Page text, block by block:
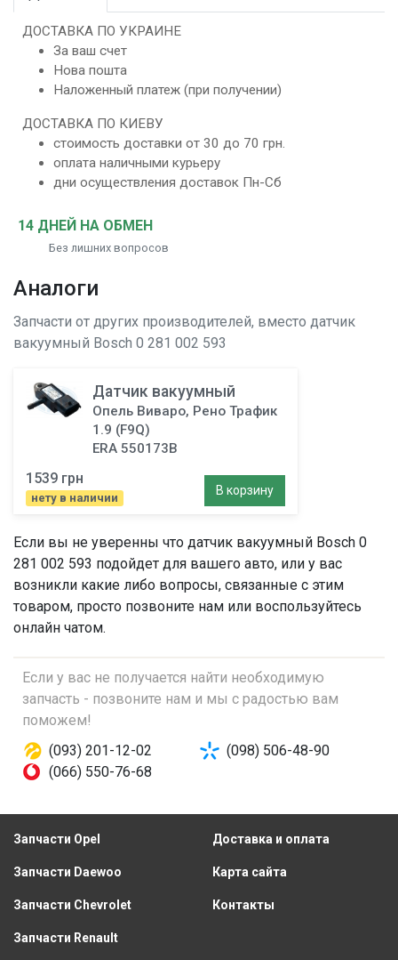
ДОСТАВКА ПО УКРАИНЕ
За ваш счет
Нова пошта
Наложенный платеж (при получении)
ДОСТАВКА ПО КИЕВУ
стоимость доставки от 30 до 70 грн.
оплата наличными курьеру
дни осуществления доставок Пн-Сб
14 ДНЕЙ НА ОБМЕН
Без лишних вопросов
Аналоги
Запчасти от других производителей, вместо датчик
вакуумный Bosch 0 281 002 593
Датчик вакуумный
Опель Виваро, Рено Трафик
1.9 (F9Q)
ERA 550173B
1539 грн
нету в наличии
В корзину
Если вы не уверенны что датчик вакуумный Bosch 0
281 002 593 подойдет для вашего авто, или у вас
возникли какие либо вопросы, связанные с этим
товаром, просто позвоните нам или воспользуйтесь
онлайн чатом.
Если у вас не получается найти необходимую
запчасть - позвоните нам и мы с радостью вам
поможем!
(093) 201-12-02
(098) 506-48-90
(066) 550-76-68
Запчасти Opel
Запчасти Daewoo
Запчасти Chevrolet
Запчасти Renault
Доставка и оплата
Карта сайта
Контакты